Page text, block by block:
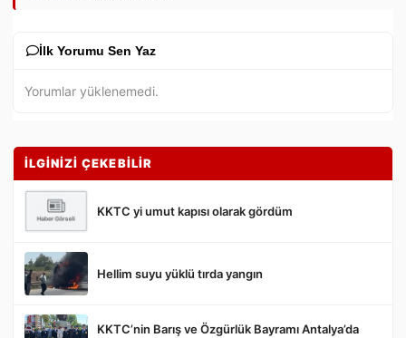
İlk Yorumu Sen Yaz
Gönder
Yorumlar yüklenemedi.
İLGİNİZİ ÇEKEBİLİR
KKTC yi umut kapısı olarak gördüm
Hellim suyu yüklü tırda yangın
KKTC’nin Barış ve Özgürlük Bayramı Antalya’da